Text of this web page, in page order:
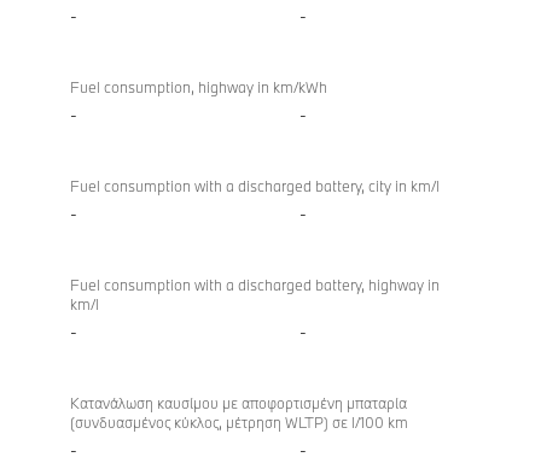
- -
Fuel consumption, highway in km/kWh
- -
Fuel consumption with a discharged battery, city in km/l
- -
Fuel consumption with a discharged battery, highway in
km/l
- -
Κατανάλωση καυσίμου με αποφορτισμένη μπαταρία
(συνδυασμένος κύκλος, μέτρηση WLTP) σε l/100 km
- -